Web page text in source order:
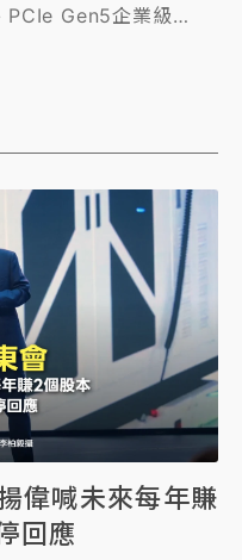
PCIe Gen5企業級
，全面迎戰超級週期
海力士，而第3季原
2028年，目前CSP客
同時，今年將籌資
偉喊未來每年賺
回應